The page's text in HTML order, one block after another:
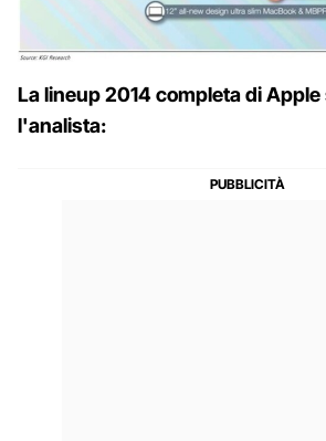
La lineup 2014 completa di
l'analista: